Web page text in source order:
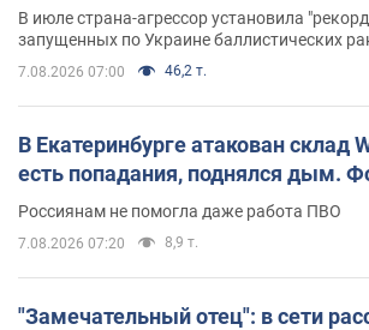
В июле страна-агрессор установила
запущенных по Украине баллистических
7.08.2026 07:00 46,2 т.
В Екатеринбурге атакован склад
есть попадания, поднялся дым.
Россиянам не помогла даже работа ПВО
7.08.2026 07:20 8,9 т.
"Замечательный отец": в сети